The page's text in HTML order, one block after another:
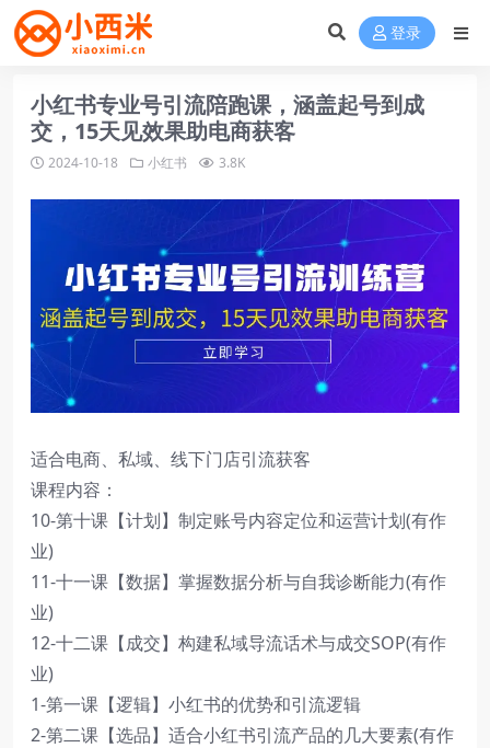
登录
小红书专业号引流陪跑课，涵盖起号到成
交，15天见效果助电商获客
2024-10-18 小红书 3.8K
适合电商、私域、线下门店引流获客
课程内容：
10-第十课【计划】制定账号内容定位和运营计划(有作
业)
11-十一课【数据】掌握数据分析与自我诊断能力(有作
业)
12-十二课【成交】构建私域导流话术与成交SOP(有作
业)
1-第一课【逻辑】小红书的优势和引流逻辑
2-第二课【选品】适合小红书引流产品的几大要素(有作